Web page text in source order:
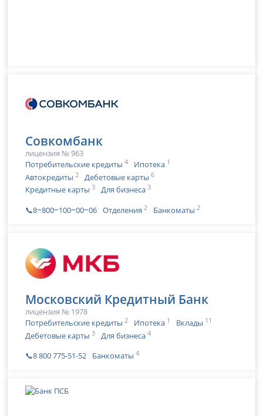
Совкомбанк
лицензия № 963
Потребительские кредиты 4 Ипотека 1
Автокредиты 2 Дебетовые карты 6
Кредитные карты 3 Для бизнеса 3
📞8‒800‒100‒00‒06 Отделения 2 Банкоматы 2
Московский Кредитный Банк
лицензия № 1978
Потребительские кредиты 2 Ипотека 1 Вклады 11
Дебетовые карты 3 Для бизнеса 4
📞8 800 775-51-52 Банкоматы 4